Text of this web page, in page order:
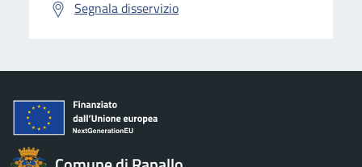
Segnala disservizio